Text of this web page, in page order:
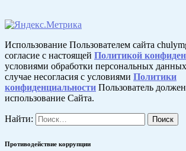
Использование Пользователем сайта
согласие с настоящей Политикой
условиями обработки персональных
случае несогласия с условиями Политики
конфиденциальности Пользователь
использование Сайта.
Найти:
Противодействие коррупции